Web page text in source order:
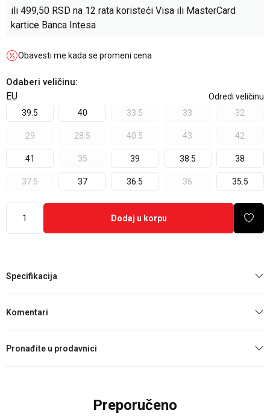
ili 499,50 RSD na 12 rata koristeći Visa ili MasterCard
kartice Banca Intesa
Obavesti me kada se promeni cena
Odaberi veličinu:
EU
Odredi veličinu
39.5
40 33.5 33 32
29 28.5 40.5 43 42
41 35 39 38.5 38
37.5 37 36.5 36 35.5
Dodaj u korpu
Specifikacija
Komentari
Pronađite u prodavnici
Preporučeno